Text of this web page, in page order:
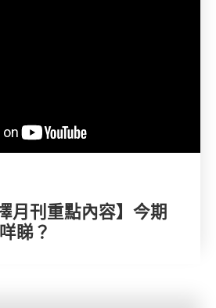
月刊重點內容】今期
睇？